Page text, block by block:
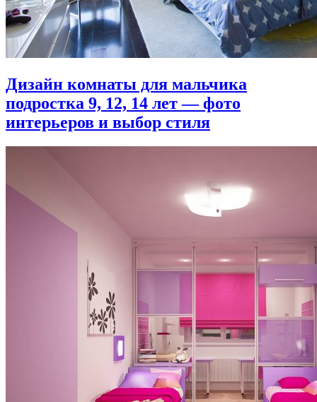
Дизайн комнаты для мальчика
подростка 9, 12, 14 лет — фото
интерьеров и выбор стиля